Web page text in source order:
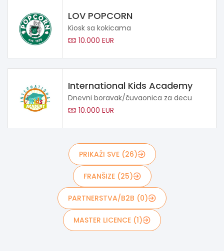
LOV POPCORN
Kiosk sa kokicama
10.000 EUR
International Kids Academy
Dnevni boravak/čuvaonica za decu
10.000 EUR
PRIKAŽI SVE (26)
FRANŠIZE (25)
PARTNERSTVA/B2B (0)
MASTER LICENCE (1)